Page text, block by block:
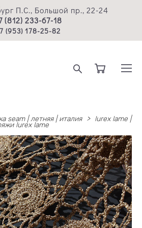
П.С., Большой пр., 22-24
(812) 233-67-18
(953) 178-25-82
seam | летняя | италия >
lurex lame |
lurex lame